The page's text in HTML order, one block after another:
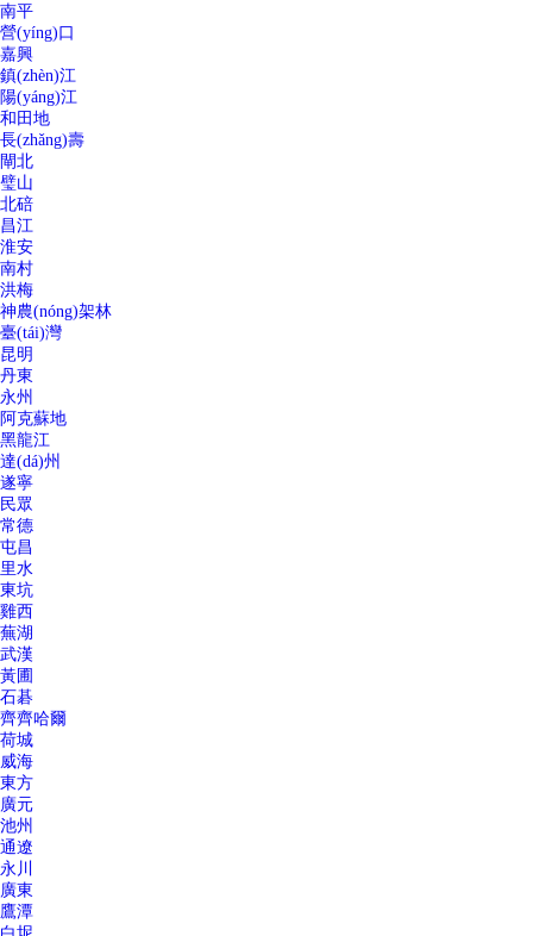
南平
營(yíng)口
嘉興
鎮(zhèn)江
陽(yáng)江
和田地
長(zhǎng)壽
閘北
璧山
北碚
昌江
淮安
南村
洪梅
神農(nóng)架林
臺(tái)灣
昆明
丹東
永州
阿克蘇地
黑龍江
達(dá)州
遂寧
民眾
常德
屯昌
里水
東坑
雞西
蕪湖
武漢
黃圃
石碁
齊齊哈爾
荷城
威海
東方
廣元
池州
通遼
永川
廣東
鷹潭